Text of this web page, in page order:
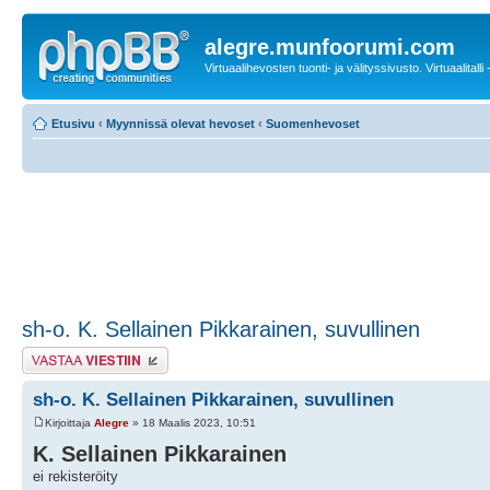
alegre.munfoorumi.com
Virtuaalihevosten tuonti- ja välityssivusto. Virtuaalitalli
Etusivu ‹ Myynnissä olevat hevoset ‹ Suomenhevoset
sh-o. K. Sellainen Pikkarainen, suvullinen
Lähetä vastaus
sh-o. K. Sellainen Pikkarainen, suvullinen
Kirjoittaja Alegre » 18 Maalis 2023, 10:51
K. Sellainen Pikkarainen
ei rekisteröity